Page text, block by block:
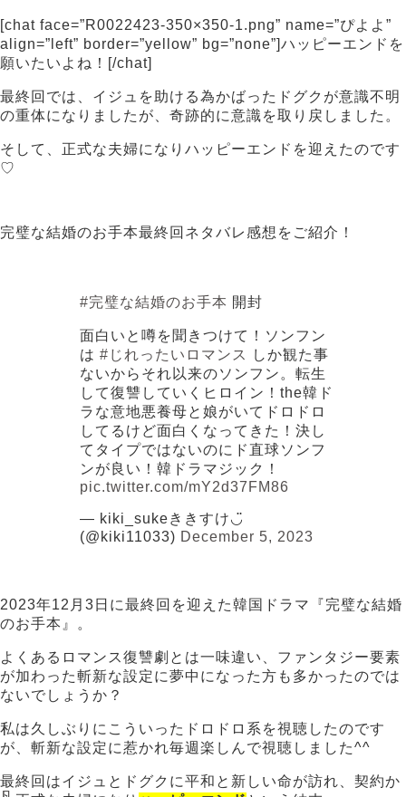
[chat face=”R0022423-350×350-1.png” name=”ぴよよ”
align=”left” border=”yellow” bg=”none”]ハッピーエンドを
願いたいよね！[/chat]
最終回では、イジュを助ける為かばったドグクが意識不明
の重体になりましたが、奇跡的に意識を取り戻しました。
そして、正式な夫婦になりハッピーエンドを迎えたのです
♡
完璧な結婚のお手本最終回ネタバレ感想をご紹介！
#完璧な結婚のお手本 開封
面白いと噂を聞きつけて！ソンフン
は #じれったいロマンス
しか観た事
ないからそれ以来のソンフン。転生
して復讐していくヒロイン！the韓ド
ラな意地悪養母と娘がいてドロドロ
してるけど面白くなってきた！決し
てタイプではないのにド直球ソンフ
ンが良い！韓ドラマジック！
pic.twitter.com/mY2d37FM86
— kiki_sukeききすけ◡̈
(@kiki11033) December 5, 2023
2023年12月3日に最終回を迎えた韓国ドラマ『完璧な結婚
のお手本』。
よくあるロマンス復讐劇とは一味違い、ファンタジー要素
が加わった斬新な設定に夢中になった方も多かったのでは
ないでしょうか？
私は久しぶりにこういったドロドロ系を視聴したのです
が、斬新な設定に惹かれ毎週楽しんで視聴しました^^
最終回はイジュとドグクに平和と新しい命が訪れ、契約か